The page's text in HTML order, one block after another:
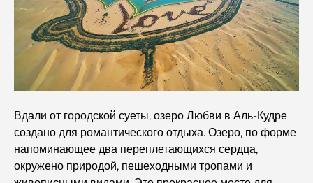
Лучшие рестораны для делового обеда в DIFC
Самые дорогие бренды одежды в мире
Османская архитектура: богатое наследие искусства,
культуры и империи.
Вдали от городской суеты, озеро Любви в Аль-Кудре
создано для романтического отдыха. Озеро, по форме
напоминающее два переплетающихся сердца,
окружено природой, пешеходными тропами и